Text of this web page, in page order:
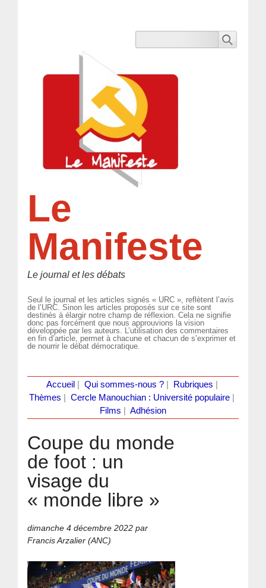
Le
Manifeste
Le journal et les débats
Seul le journal et les articles signés « URC », reflètent l’avis
de l’URC. Sinon les articles proposés sur ce site sont
destinés à élargir notre champ de réflexion. Cela ne signifie
donc pas forcément que nous approuvions la vision
développée par les auteurs. L’utilisation des commentaires
en fin d’article, permet à chacune et chacun de s’exprimer et
de nourrir le débat démocratique.
Accueil Qui sommes-nous ?| Rubriques
Thèmes
Cercle Manouchian : Université populaire
Films
Adhésion
Coupe du monde
de foot : un
visage du
« monde libre »
dimanche 4 décembre 2022 par
Francis Arzalier (ANC)